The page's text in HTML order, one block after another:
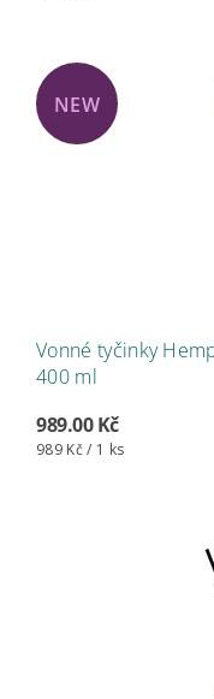
NEW
Vonné tyčinky
400 ml
989.00 Kč
989 Kč / 1 ks